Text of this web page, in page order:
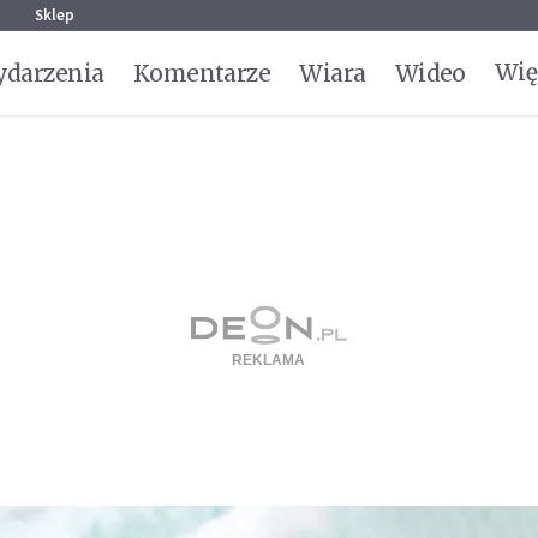
Sklep
Komentarze Wiara Wideo